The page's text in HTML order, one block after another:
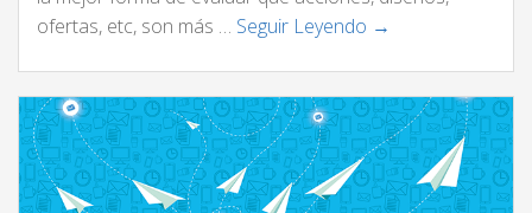
ofertas, etc, son más … Seguir Leyendo →